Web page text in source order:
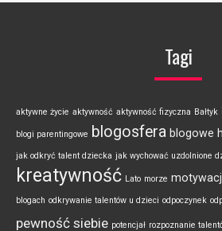
Tagi
aktywne życie aktywność aktywność fizyczna Bałtyk
blogi parentingowe blogosfera blogowe
jak odkryć talent dziecka jak wychować uzdolnione
kreatywność Lato morze
blogach odkrywanie talentów u dzieci odpoczynek
pewność siebie potencjał rozpoznanie